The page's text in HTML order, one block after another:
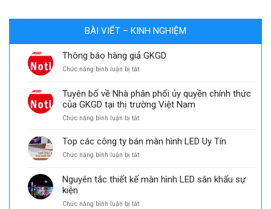
BÀI VIẾT – KINH NGHIỆM
Thông báo hàng giả GKGD
Chức năng bình luận bị tắtở
hàng
giả
GKGD
Tuyên bố về Nhà phân phối ủy quyền chính thức
của GKGD tại thị trường Việt Nam
Chức năng bình luận bị tắtở
về
Nhà
phối
ủy
chính
Top các công ty bán màn hình LED Uy Tín
Chức năng bình luận bị tắtở
các
công
bán
Nguyên tắc thiết kế màn hình LED sân khấu sự
kiện
Chức năng bình luận bị tắtở